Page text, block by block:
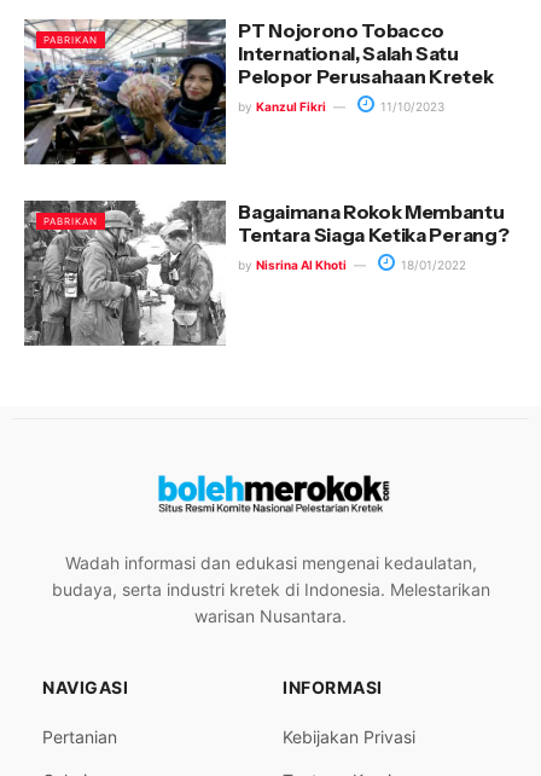
PABRIKAN
PT Nojorono Tobacco
International, Salah Satu
Pelopor Perusahaan Kretek
by Kanzul Fikri 11/10/2023
PABRIKAN
Bagaimana Rokok Membantu
Tentara Siaga Ketika Perang?
by Nisrina Al Khoti 18/01/2022
Wadah informasi dan edukasi mengenai kedaulatan,
budaya, serta industri kretek di Indonesia. Melestarikan
warisan Nusantara.
NAVIGASI
Pertanian
INFORMASI
Kebijakan Privasi